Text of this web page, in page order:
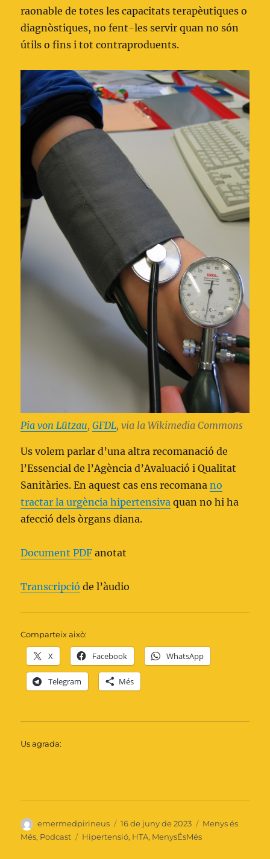
raonable de totes les capacitats terapèutiques o
diagnòstiques, no fent-les servir quan no són
útils o fins i tot contraproduents.
Pia von Lützau,GFDL, via la Wikimedia Commons
Us volem parlar d’una altra recomanació de
l’Essencial de l’Agència d’Avaluació i Qualitat
Sanitàries. En aquest cas ens recomanano
tractar la urgència hipertensiva quan no hi ha
afecció dels òrgans diana.
Document PDF anotat
Transcripció de l’àudio
Comparteix això:
X Facebook WhatsApp
Telegram Més
Us agrada:
Autor
emermedpirineus
Publicat
el
16 de juny de 2023 Categories
Menys és
Més, Podcast Etiquetes
Hipertensió, HTA, MenysÉsMés